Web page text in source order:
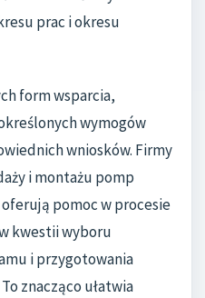
prac i okresu
form wsparcia,
wymogów
wniosków. Firmy
i montażu pomp
oferują pomoc w procesie
kwestii wyboru
i przygotowania
znacząco ułatwia